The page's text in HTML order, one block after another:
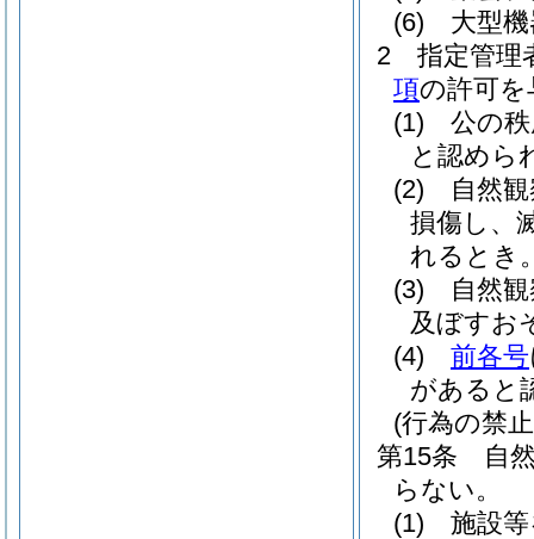
(6)
大型
2
指定管理
項の許可
(1)
公の
と認めら
(2)
自然
損傷し、
れるとき
(3)
自然
及ぼすお
(4)
前各号
があると
(行為の禁
第15条
自
らない。
(1)
施設